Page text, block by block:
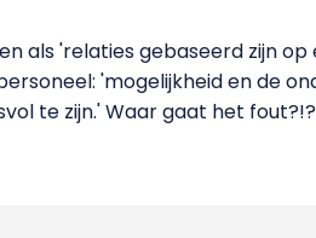
als 'relaties gebaseerd zijn
'mogelijkheid en de
te zijn.' Waar gaat het fout?!?